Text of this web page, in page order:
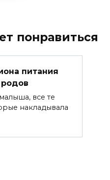
понравиться
питания
все те
накладывала